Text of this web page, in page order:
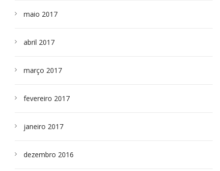
maio 2017
abril 2017
março 2017
fevereiro 2017
janeiro 2017
dezembro 2016